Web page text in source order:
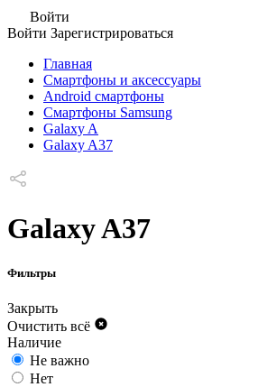
Войти
Войти Зарегистрироваться
Главная
Смартфоны и аксессуары
Android cмартфоны
Смартфоны Samsung
Galaxy A
Galaxy A37
Galaxy A37
Фильтры
Закрыть
Очистить всё
Наличие
Не важно
Нет